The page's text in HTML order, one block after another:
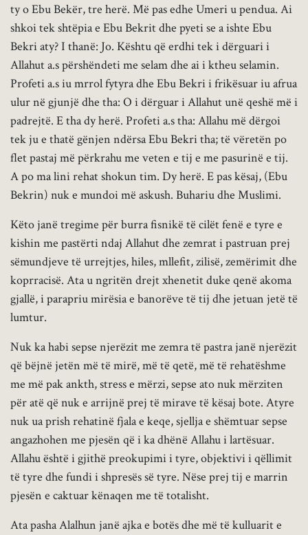
ty o Ebu Bekër, tre herë. Më pas edhe Umeri u pendua. Ai
shkoi tek shtëpia e Ebu Bekrit dhe pyeti se a ishte Ebu
Bekri aty? I thanë: Jo. Kështu që erdhi tek i dërguari i
Allahut a.s përshëndeti me selam dhe ai i ktheu selamin.
Profeti a.s iu mrrol fytyra dhe Ebu Bekri i frikësuar iu afrua
ulur në gjunjë dhe tha: O i dërguar i Allahut unë qeshë më i
padrejtë. E tha dy herë. Profeti a.s tha: Allahu më dërgoi
tek ju e thatë gënjen ndërsa Ebu Bekri tha; të vëretën po
flet pastaj më përkrahu me veten e tij e me pasurinë e tij.
A po ma lini rehat shokun tim. Dy herë. E pas kësaj, (Ebu
Bekrin) nuk e mundoi më askush. Buhariu dhe Muslimi.
Këto janë tregime për burra fisnikë të cilët fenë e tyre e
kishin me pastërti ndaj Allahut dhe zemrat i pastruan prej
sëmundjeve të urrejtjes, hiles, mllefit, zilisë, zemërimit dhe
koprracisë. Ata u ngritën drejt xhenetit duke qenë akoma
gjallë, i parapriu mirësia e banorëve të tij dhe jetuan jetë të
lumtur.
Nuk ka habi sepse njerëzit me zemra të pastra janë njerëzit
që bëjnë jetën më të mirë, më të qetë, më të rehatëshme
me më pak ankth, stress e mërzi, sepse ato nuk mërziten
për atë që nuk e arrijnë prej të mirave të kësaj bote. Atyre
nuk ua prish rehatinë fjala e keqe, sjellja e shëmtuar sepse
angazhohen me pjesën që i ka dhënë Allahu i lartësuar.
Allahu është i gjithë preokupimi i tyre, objektivi i qëllimit
të tyre dhe fundi i shpresës së tyre. Nëse prej tij e marrin
pjesën e caktuar kënaqen me të totalisht.
Ata pasha Alalhun janë ajka e botës dhe më të kulluarit e